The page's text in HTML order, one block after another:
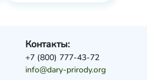
Контакты:
+7 (800) 777-43-72
info@dary-prirody.org